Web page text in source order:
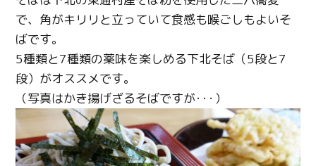
で、角がキリリと立っていて食感も喉ごしもよいそ
ばです。
5種類と7種類の薬味を楽しめる下北そば（5段と7
段）がオススメです。
（写真はかき揚げざるそばですが･･･）